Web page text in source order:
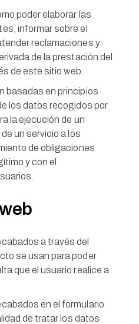
poder elaborar las
informar sobre el
reclamaciones y
de la prestación del
de este sitio web.
basadas en principios
los datos recogidos por
la ejecución de un
un servicio a los
de obligaciones
y con el
a través del
se usan para poder
que el usuario realice a
en el formulario
de tratar los datos